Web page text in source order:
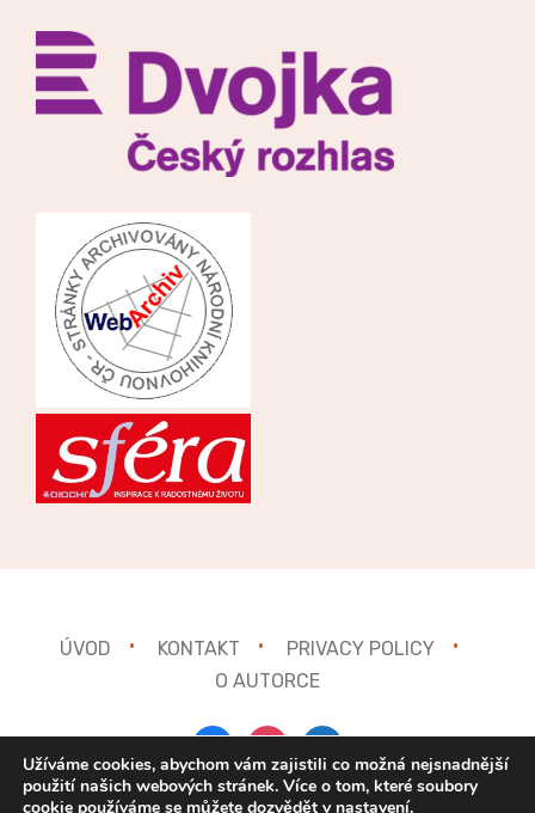
ÚVOD KONTAKT
PRIVACY POLICY
O AUTORCE
facebookinstagram
mail
Užíváme cookies, abychom vám zajistili co možná nejsnadnější
použití našich webových stránek. Více o tom, které soubory
cookie používáme se můžete dozvědět v nastavení.